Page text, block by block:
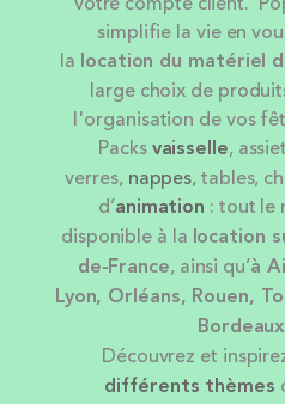
simplifie la vie en
la location du matériel
large choix de
l'organisation de vos
Packsvaisselle,
verres, nappes, tables,
d’animation : tout le
disponible à la location
de-France, ainsi qu’à
Lyon, Orléans, Rouen,
Découvrez et
différents thèmes